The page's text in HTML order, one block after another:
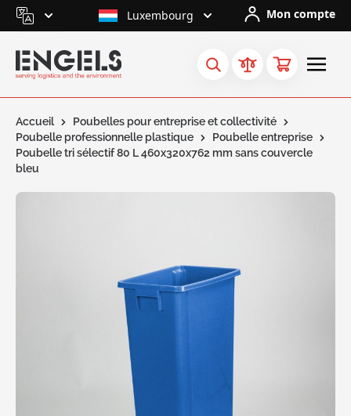
Skip to Content Luxembourg Mon compte
Accueil
Poubelles pour entreprise et collectivité
Poubelle professionnelle plastique
Poubelle entreprise
Poubelle tri sélectif 80 L 460x320x762 mm sans couvercle
bleu